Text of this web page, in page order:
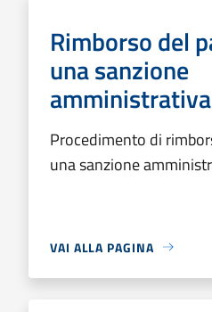
Rimborso del
una sanzione
amministrativa
Procedimento di
una sanzione
VAI ALLA PAGINA